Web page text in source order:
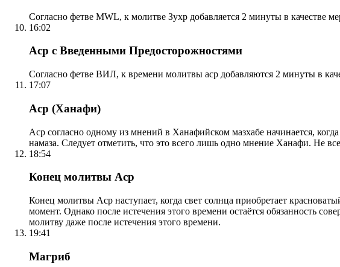
Согласно фетве MWL, к молитве Зухр добавляется 2 минуты в качестве
16:02
Аср с Введенными Предосторожностями
Согласно фетве ВИЛ, к времени молитвы аср добавляются 2 минуты в
17:07
Аср (Ханафи)
Аср согласно одному из мнений в Ханафийском мазхабе начинается,
намаза. Следует отметить, что это всего лишь одно мнение Ханафи. Не
18:54
Конец молитвы Аср
Конец молитвы Аср наступает, когда свет солнца приобретает
момент. Однако после истечения этого времени остаётся обязанность
молитву даже после истечения этого времени.
19:41
Магриб